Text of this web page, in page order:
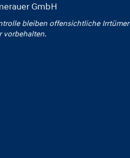
GmbH
bleiben offensichtliche Irrtümer
vorbehalten.